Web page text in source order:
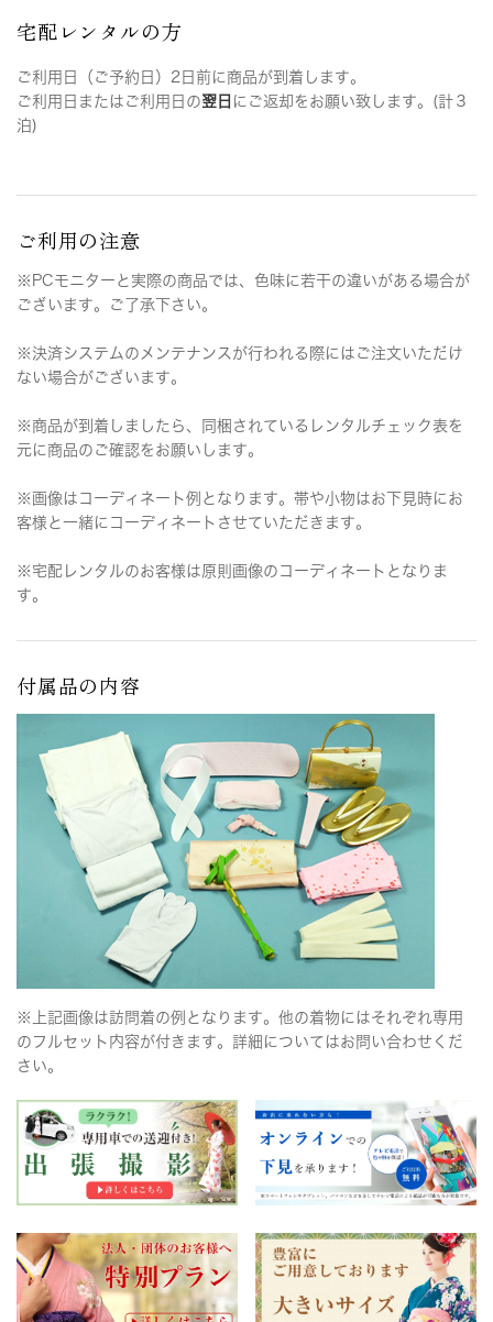
宅配レンタルの方
ご利用日（ご予約日）2日前に商品が到着します。
ご利用日またはご利用日の翌日 にご返却をお願い致します。(計３
泊)
ご利用の注意
※PCモニターと実際の商品では、色味に若干の違いがある場合が
ございます。ご了承下さい。
※決済システムのメンテナンスが行われる際にはご注文いただけ
ない場合がございます。
※商品が到着しましたら、同梱されているレンタルチェック表を
元に商品のご確認をお願いします。
※画像はコーディネート例となります。帯や小物はお下見時にお
客様と一緒にコーディネートさせていただきます。
※宅配レンタルのお客様は原則画像のコーディネートとなりま
す。
付属品の内容
※上記画像は訪問着の例となります。他の着物にはそれぞれ専用
のフルセット内容が付きます。詳細についてはお問い合わせくだ
さい。